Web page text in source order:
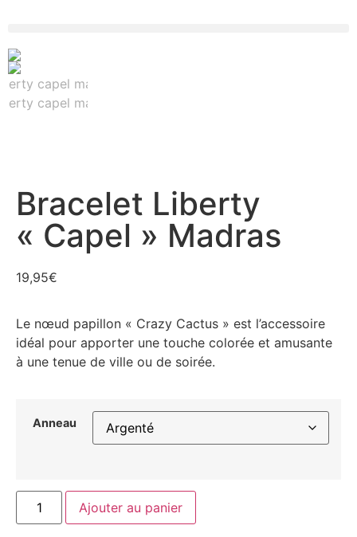
Bracelet Liberty
« Capel » Madras
19,95€
Le nœud papillon « Crazy Cactus » est l’accessoire
idéal pour apporter une touche colorée et amusante
à une tenue de ville ou de soirée.
Anneau
Ajouter au panier